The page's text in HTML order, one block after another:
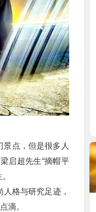
点，但是很多人
启超先生“摘帽平
格与研究足迹，
滴。